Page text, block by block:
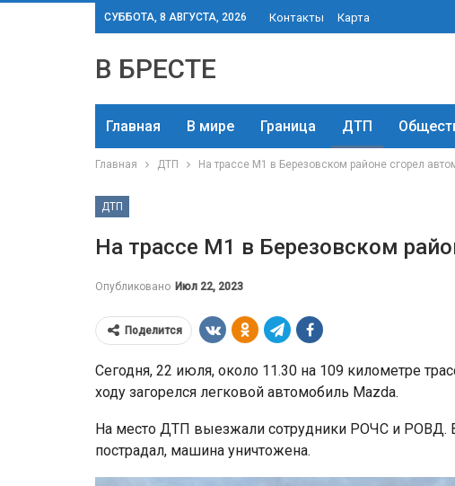
СУББОТА, 8 АВГУСТА, 2026 Контакты Карта
В БРЕСТЕ
Главная В мире Граница ДТП
Главная ДТП На трассе М1 в Березовском районе сгорел
ДТП
На трассе М1 в Березовском
Опубликовано Июл 22, 2023
Поделится
Сегодня, 22 июля, около 11.30 на 109 километре
ходу загорелся легковой автомобиль Mazda.
На место ДТП выезжали сотрудники РОЧС и РОВД. В
пострадал, машина уничтожена.